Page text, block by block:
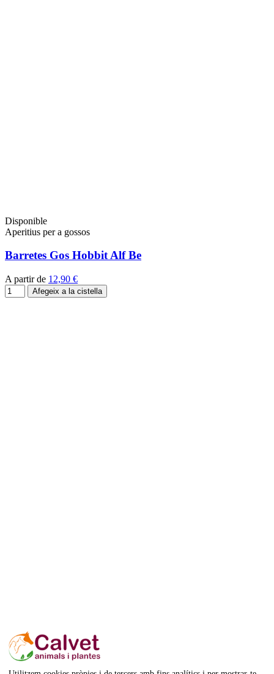
Disponible
Aperitius per a gossos
Barretes Gos Hobbit Alf Be
A partir de 12,90 €
Afegeix a la cistella